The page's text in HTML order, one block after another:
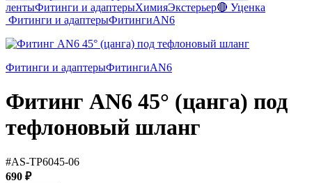
лентыФитинги и адаптерыХимияЭкстерьер🔴 Уценка
Фитинги и адаптерыФитингиAN6
Фитинги и адаптерыФитингиAN6
Фитинг AN6 45° (цанга) под
тефлоновый шланг
#AS-TP6045-06
690 ₽